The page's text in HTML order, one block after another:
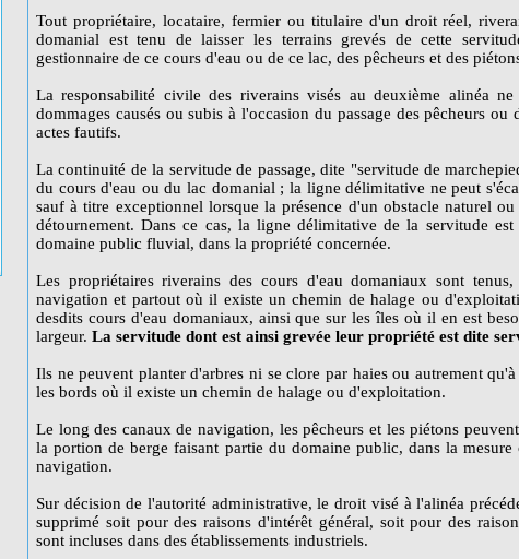
Tout propriétaire, locataire, fermier ou titulaire d'un droit réel,
domanial est tenu de laisser les terrains grevés de cette
gestionnaire de ce cours d'eau ou de ce lac, des pêcheurs et des
La responsabilité civile des riverains visés au deuxième alinéa
dommages causés ou subis à l'occasion du passage des pêcheurs
actes fautifs.
La continuité de la servitude de passage, dite "servitude de
du cours d'eau ou du lac domanial ; la ligne délimitative ne peut
sauf à titre exceptionnel lorsque la présence d'un obstacle naturel
détournement. Dans ce cas, la ligne délimitative de la servitude
domaine public fluvial, dans la propriété concernée.
Les propriétaires riverains des cours d'eau domaniaux sont
navigation et partout où il existe un chemin de halage ou
desdits cours d'eau domaniaux, ainsi que sur les îles où il en est
largeur. La servitude dont est ainsi grevée leur propriété est dite
Ils ne peuvent planter d'arbres ni se clore par haies ou autrement
les bords où il existe un chemin de halage ou d'exploitation.
Le long des canaux de navigation, les pêcheurs et les piétons
la portion de berge faisant partie du domaine public, dans la
navigation.
Sur décision de l'autorité administrative, le droit visé à l'alinéa
supprimé soit pour des raisons d'intérêt général, soit pour des
sont incluses dans des établissements industriels.